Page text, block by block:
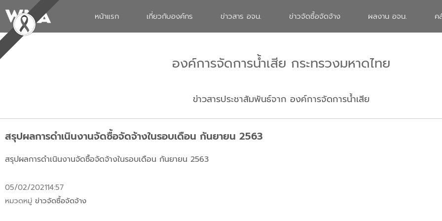
หน้าแรก เกี่ยวกับองค์กร ข่าวสาร อจน. ข่าวจัดซื้อจัดจ้าง ผลงาน อจน. ค
องค์การจัดการน้ำเสีย กระทรวงมหาดไทย
ข่าวสารประชาสัมพันธ์จาก องค์การจัดการน้ำเสีย
สรุปผลการดำเนินงานจัดซื้อจัดจ้างในรอบเดือน กันยายน 2563
สรุปผลการดำเนินงานจัดซื้อจัดจ้างในรอบเดือน กันยายน 2563
05/02/202114:57
หมวดหมู่ ข่าวจัดซื้อจัดจ้าง